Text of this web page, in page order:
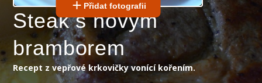
Přidat fotografii
Steak s novým
bramborem
Recept z vepřové krkovičky vonící kořením.